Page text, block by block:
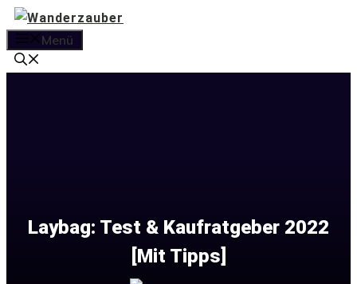
Zum
Inhalt
springen
Menü
Laybag: Test & Kaufratgeber 2022
[Mit Tipps]